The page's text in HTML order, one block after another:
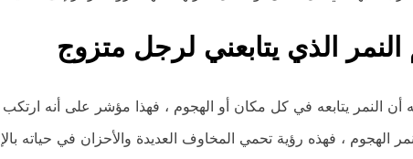
الذي يتابعني لرجل متزوج
النمر يتابعه في كل مكان أو الهجوم ، فهذا مؤشر على أنه
الهجوم ، فهذه رؤية تحمي المخاوف العديدة والأحزان في حياته